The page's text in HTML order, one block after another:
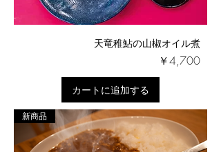
天竜稚鮎の山椒オイル煮
価格
￥4,700
カートに追加する
新商品